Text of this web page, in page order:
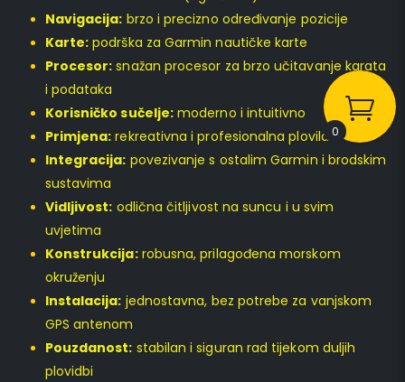
Navigacija: brzo i precizno određivanje pozicije
Karte: podrška za Garmin nautičke karte
Procesor: snažan procesor za brzo učitavanje karata
i podataka
Korisničko sučelje: moderno i intuitivno
Primjena: rekreativna i profesionalna plovila
Integracija: povezivanje s ostalim Garmin i brodskim
sustavima
Vidljivost: odlična čitljivost na suncu i u svim
uvjetima
Konstrukcija:robusna, prilagođena morskom
okruženju
Instalacija: jednostavna, bez potrebe za vanjskom
GPS antenom
Pouzdanost: stabilan i siguran rad tijekom duljih
plovidbi
0